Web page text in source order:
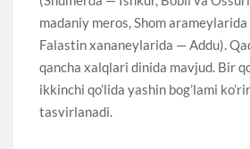
madaniy meros, Shom
Falastin xananeylarida — Addu).
qancha xalqlari dinida mavjud. Bir
ikkinchi qo’lida yashin bog’lami
tasvirlanadi.